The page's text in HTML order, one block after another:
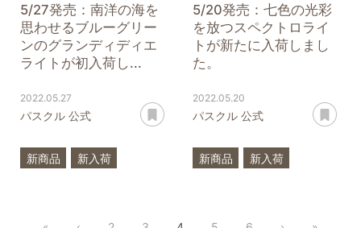
5/27発売：南洋の海を
思わせるブルーグリー
ンのグランディディエ
ライトが初入荷し...
2022.05.27
パスクル 公式
あとで読む
新商品
新入荷
5/20発売：七色の光彩
を放つスペクトロライ
トが新たに入荷しまし
た。
2022.05.20
パスクル 公式
新商品
新入荷